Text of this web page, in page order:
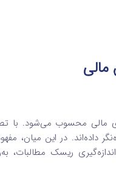
مالی محسوب می‌شود. با
در این میان،
ریسک مطالبات،